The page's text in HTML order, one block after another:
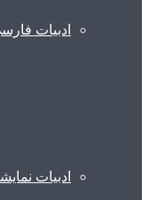
ادبیات
ادبیات